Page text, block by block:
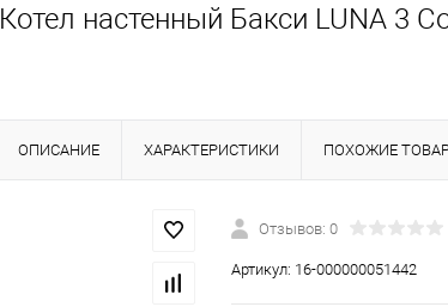
Котел настенный Бакси LUNA 3
ОПИСАНИЕ ХАРАКТЕРИСТИКИ ПОХОЖИЕ
Отзывов: 0
Артикул: 16-000000051442